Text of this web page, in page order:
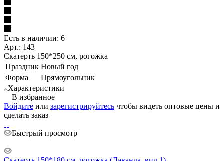
Есть в наличии: 6
Арт.: 143
Скатерть 150*250 см, рогожка
Праздник Новый год
Форма
Прямоугольник
Характеристики
В избранное
Войдите или зарегистрируйтесь чтобы видеть оптовые цены и
сделать заказ
Быстрый просмотр